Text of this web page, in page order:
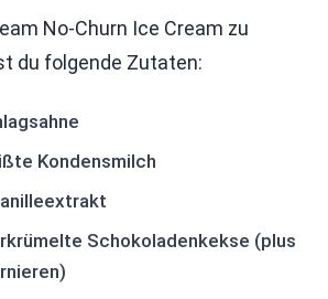
No-Churn Ice Cream zu
du folgende Zutaten:
Kondensmilch
Schokoladenkekse (plus